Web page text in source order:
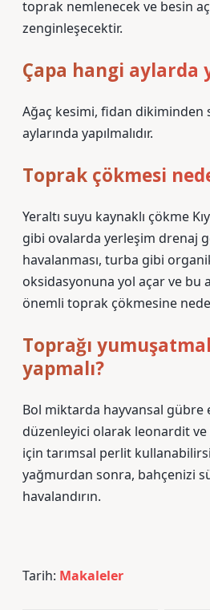
toprak nemlenecek ve besin
zenginleşecektir.
Çapa hangi aylarda
Ağaç kesimi, fidan dikiminden
aylarında yapılmalıdır.
Toprak çökmesi
Yeraltı suyu kaynaklı çökme
gibi ovalarda yerleşim drenaj
havalanması, turba gibi
oksidasyonuna yol açar ve bu
önemli toprak çökmesine
Toprağı
yapmalı?
Bol miktarda hayvansal gübre
düzenleyici olarak leonardit
için tarımsal perlit
yağmurdan sonra, bahçenizi
havalandırın.
Tarih: Makaleler